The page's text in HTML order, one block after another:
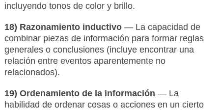
incluyendo tonos de color y brillo.
18) Razonamiento inductivo— La capacidad de
combinar piezas de información para formar reglas
generales o conclusiones (incluye encontrar una
relación entre eventos aparentemente no
relacionados).
19) Ordenamiento de la información — La
habilidad de ordenar cosas o acciones en un cierto